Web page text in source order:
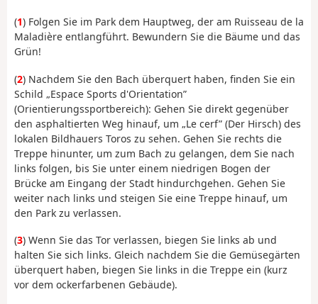
(1) Folgen Sie im Park dem Hauptweg, der am Ruisseau de la
Maladière entlangführt. Bewundern Sie die Bäume und das
Grün!
(2) Nachdem Sie den Bach überquert haben, finden Sie ein
Schild „Espace Sports d'Orientation”
(Orientierungssportbereich): Gehen Sie direkt gegenüber
den asphaltierten Weg hinauf, um „Le cerf” (Der Hirsch) des
lokalen Bildhauers Toros zu sehen. Gehen Sie rechts die
Treppe hinunter, um zum Bach zu gelangen, dem Sie nach
links folgen, bis Sie unter einem niedrigen Bogen der
Brücke am Eingang der Stadt hindurchgehen. Gehen Sie
weiter nach links und steigen Sie eine Treppe hinauf, um
den Park zu verlassen.
(3) Wenn Sie das Tor verlassen, biegen Sie links ab und
halten Sie sich links. Gleich nachdem Sie die Gemüsegärten
überquert haben, biegen Sie links in die Treppe ein (kurz
vor dem ockerfarbenen Gebäude).